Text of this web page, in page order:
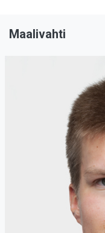
Maalivahti